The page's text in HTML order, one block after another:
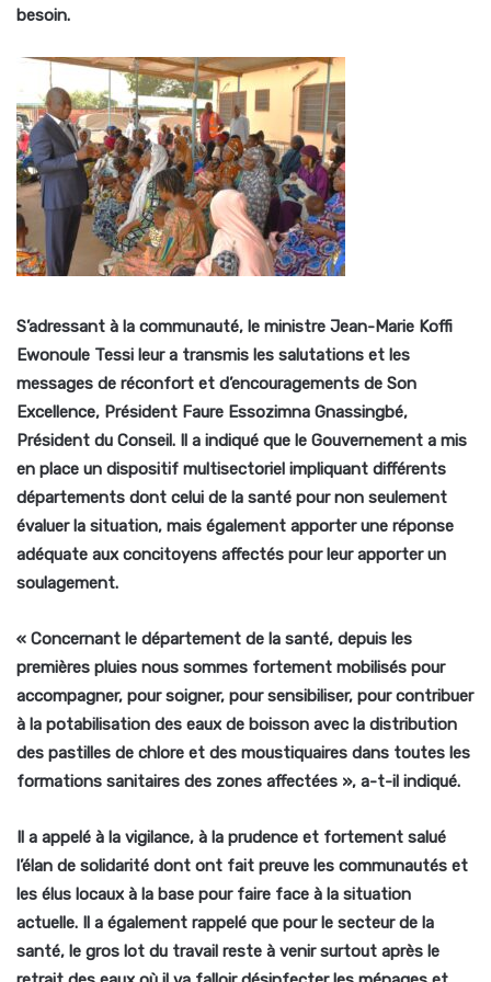
besoin.
S’adressant à la communauté, le ministre Jean-Marie Koffi
Ewonoule Tessi leur a transmis les salutations et les
messages de réconfort et d’encouragements de Son
Excellence, Président Faure Essozimna Gnassingbé,
Président du Conseil. Il a indiqué que le Gouvernement a mis
en place un dispositif multisectoriel impliquant différents
départements dont celui de la santé pour non seulement
évaluer la situation, mais également apporter une réponse
adéquate aux concitoyens affectés pour leur apporter un
soulagement.
« Concernant le département de la santé, depuis les
premières pluies nous sommes fortement mobilisés pour
accompagner, pour soigner, pour sensibiliser, pour contribuer
à la potabilisation des eaux de boisson avec la distribution
des pastilles de chlore et des moustiquaires dans toutes les
formations sanitaires des zones affectées », a-t-il indiqué.
Il a appelé à la vigilance, à la prudence et fortement salué
l’élan de solidarité dont ont fait preuve les communautés et
les élus locaux à la base pour faire face à la situation
actuelle. Il a également rappelé que pour le secteur de la
santé, le gros lot du travail reste à venir surtout après le